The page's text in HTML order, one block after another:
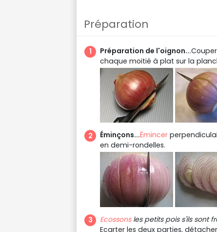
Préparation
Préparation de l'oignon...
chaque moitié à plat sur la
Éminçons...Émincer
en demi-rondelles.
Ecossonsles petits pois s'ils sont
Ecarter les deux parties,